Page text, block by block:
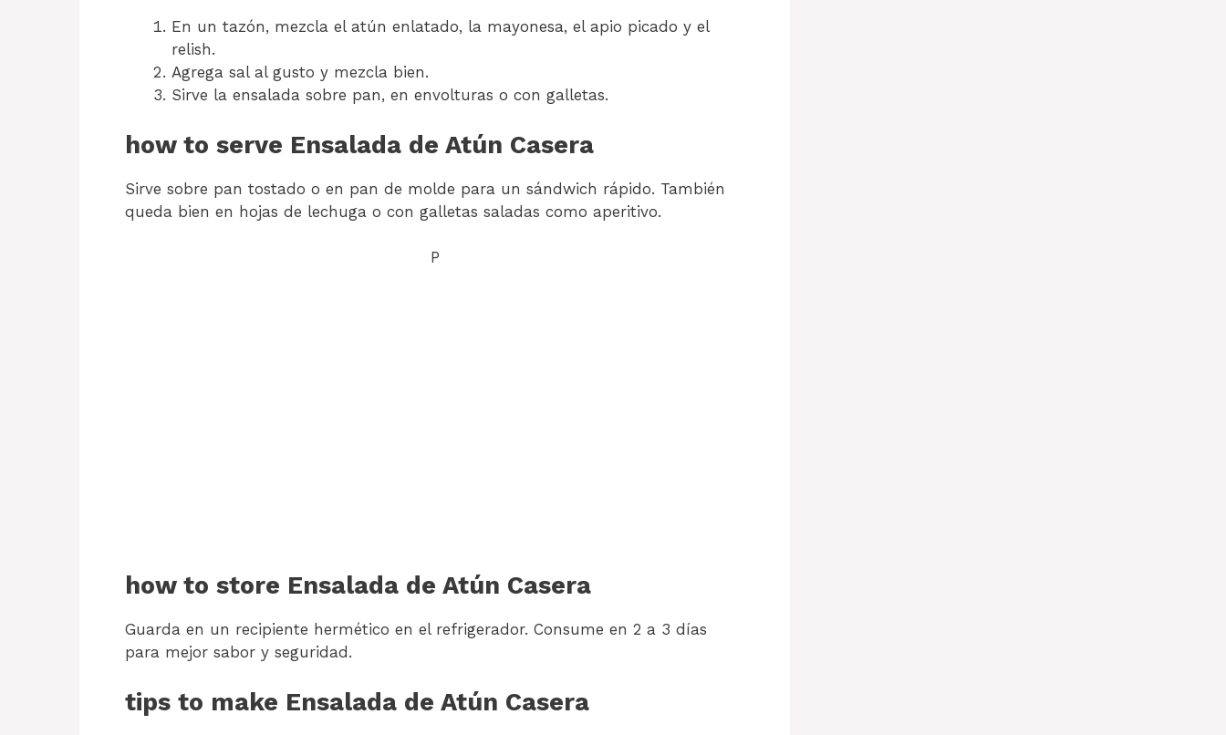
En un tazón, mezcla el atún enlatado, la mayonesa, el apio picado y el
relish.
Agrega sal al gusto y mezcla bien.
Sirve la ensalada sobre pan, en envolturas o con galletas.
how to serve Ensalada de Atún Casera
Sirve sobre pan tostado o en pan de molde para un sándwich rápido. También
queda bien en hojas de lechuga o con galletas saladas como aperitivo.
P
how to store Ensalada de Atún Casera
Guarda en un recipiente hermético en el refrigerador. Consume en 2 a 3 días
para mejor sabor y seguridad.
tips to make Ensalada de Atún Casera